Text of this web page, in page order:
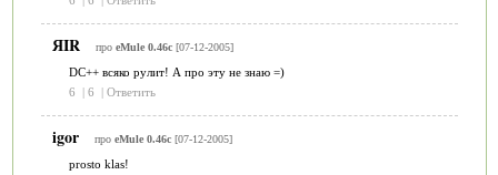
ЯIR про eMule 0.46c[07-12-2005]
DC++ всяко рулит! А про эту не знаю =)
6
| 6 | Ответить
igor про eMule 0.46c[07-12-2005]
prosto klas!